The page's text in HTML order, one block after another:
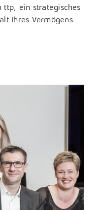
ein strategisches
Ihres Vermögens